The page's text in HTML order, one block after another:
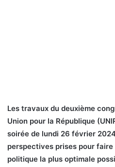
Les travaux du deuxième
Union pour la République
soirée de lundi 26 février
perspectives prises pour
politique la plus optimale